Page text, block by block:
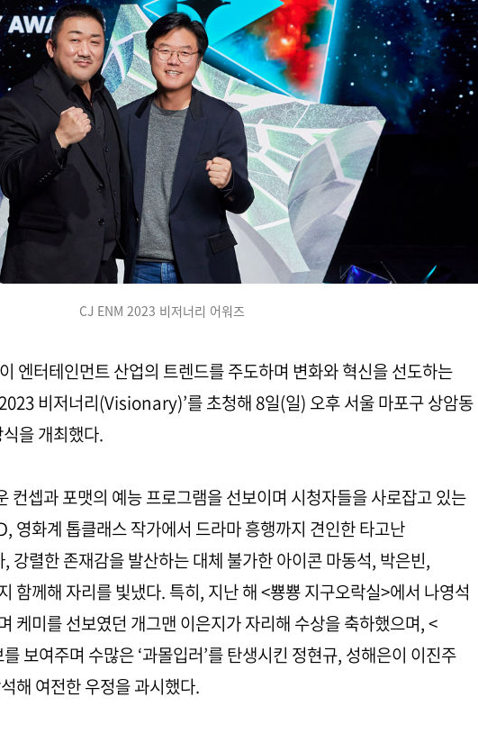
CJ ENM 2023 비저너리 어워즈
엔터테인먼트 산업의 트렌드를 주도하며 변화와 혁신을 선도하는
비저너리(Visionary)’를 초청해 8일(일) 오후 서울 마포구 상암동
을 개최했다.
컨셉과 포맷의 예능 프로그램을 선보이며 시청자들을 사로잡고 있는
영화계 톱클래스 작가에서 드라마 흥행까지 견인한 타고난
강렬한 존재감을 발산하는 대체 불가한 아이콘 마동석, 박은빈,
함께해 자리를 빛냈다. 특히, 지난 해 <뿅뿅 지구오락실>에서 나영석
케미를 선보였던 개그맨 이은지가 자리해 수상을 축하했으며, <
보여주며 수많은 ‘과몰입러’를 탄생시킨 정현규, 성해은이 이진주
해 여전한 우정을 과시했다.